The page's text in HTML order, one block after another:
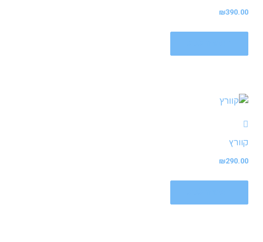
₪390.00
קוורץ
₪290.00